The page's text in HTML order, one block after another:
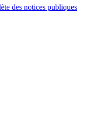
des notices publiques